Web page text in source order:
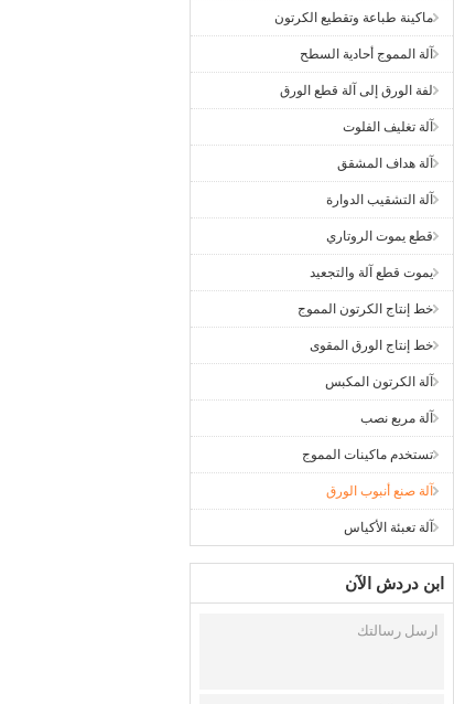
ماكينة طباعة وتقطيع الكرتون
آلة المموج أحادية السطح
لفة الورق إلى آلة قطع الورق
آلة تغليف الفلوت
آلة هداف المشقق
آلة التشقيب الدوارة
قطع يموت الروتاري
يموت قطع آلة والتجعيد
خط إنتاج الكرتون المموج
خط إنتاج الورق المقوى
آلة الكرتون المكبس
آلة مربع نصب
تستخدم ماكينات المموج
آلة صنع أنبوب الورق
آلة تعبئة الأكياس
ابن دردش الآن